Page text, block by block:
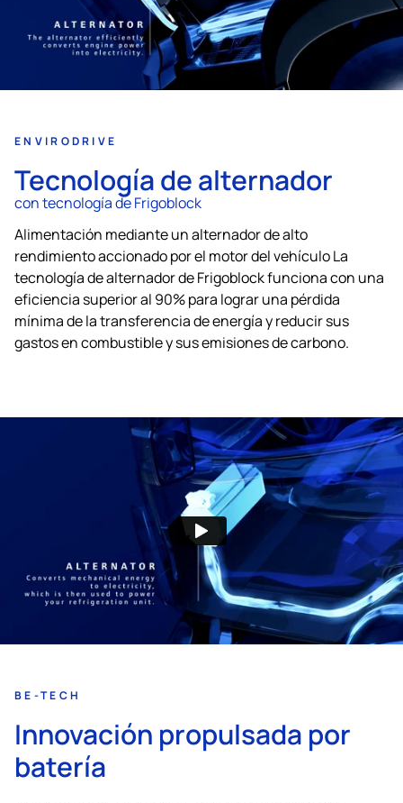
ENVIRODRIVE
Tecnología de alternador
con tecnología de Frigoblock
Alimentación mediante un alternador de alto
rendimiento accionado por el motor del vehículo La
tecnología de alternador de Frigoblock funciona con una
eficiencia superior al 90% para lograr una pérdida
mínima de la transferencia de energía y reducir sus
gastos en combustible y sus emisiones de carbono.
BE-TECH
Innovación propulsada por
batería